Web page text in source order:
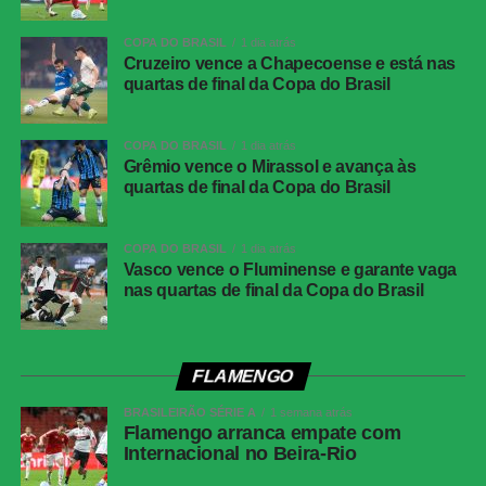
posicionado e finalizou para confirmar a goleada e a
classificação do time baiano às quartas de final.
Vasco vence o Fluminense e garante vaga nas
quartas de final da Copa do Brasil
TÉCNICA
Partida
Vitória 4 x 0 Athletico-PR
Competição
Barradão, Salvador (BA)
Horário
20h (de Brasília)
Cartões
COPA DO BRASIL 1 dia atrás
Cruzeiro vence a Chapecoense e está nas
quartas de final da Copa do Brasil
COPA DO BRASIL 1 dia atrás
Grêmio vence o Mirassol e avança às
quartas de final da Copa do Brasil
COPA DO BRASIL 1 dia atrás
Vasco vence o Fluminense e garante vaga
nas quartas de final da Copa do Brasil
FLAMENGO
BRASILEIRÃO SÉRIE A 1 semana atrás
Flamengo arranca empate com
Internacional no Beira-Rio